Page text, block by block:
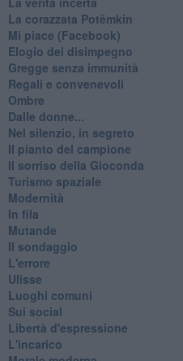
La corazzata Potëmkin
Mi piace (Facebook)
Elogio del disimpegno
Gregge senza immunità
Regali e convenevoli
Ombre
Dalle donne...
Nel silenzio, in segreto
Il pianto del campione
Il sorriso della Gioconda
Turismo spaziale
Modernità
In fila
Mutande
Il sondaggio
L'errore
Ulisse
Luoghi comuni
Sui social
Libertà d'espressione
L'incarico